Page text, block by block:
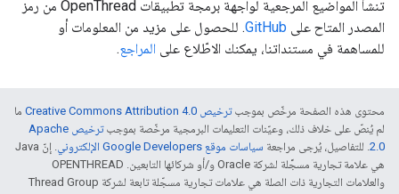
تنشأ المواضيع المرجعية لواجهة برمجة تطبيقات OpenThread من رمز
المصدر المتاح على GitHub. للحصول على مزيد من المعلومات أو
للمساهمة في مستنداتنا، يمكنك الاطّلاع على المراجع.
محتوى هذه الصفحة مرخّص بموجبترخيص Creative Commons Attribution 4.0‏
ما
لم يُنصّ على خلاف ذلك، وعيّنات التعليمات البرمجية مرخّصة بموجب
ترخيص Apache
2.0‏. للتفاصيل، يُرجى مراجعة سياسات موقع Google Developers الإلكتروني
. إنّ Java
هي علامة تجارية مسجَّلة لشركة Oracle و/أو شركائها التابعين. ‫OPENTHREAD
والعلامات التجارية ذات الصلة هي علامات تجارية مسجّلة تابعة لشركة Thread Group